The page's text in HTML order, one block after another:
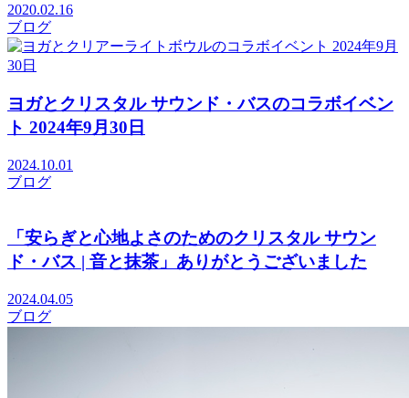
2020.02.16
ブログ
ヨガとクリスタル サウンド・バスのコラボイベン
ト 2024年9月30日
2024.10.01
ブログ
「安らぎと心地よさのためのクリスタル サウン
ド・バス | 音と抹茶」ありがとうございました
2024.04.05
ブログ